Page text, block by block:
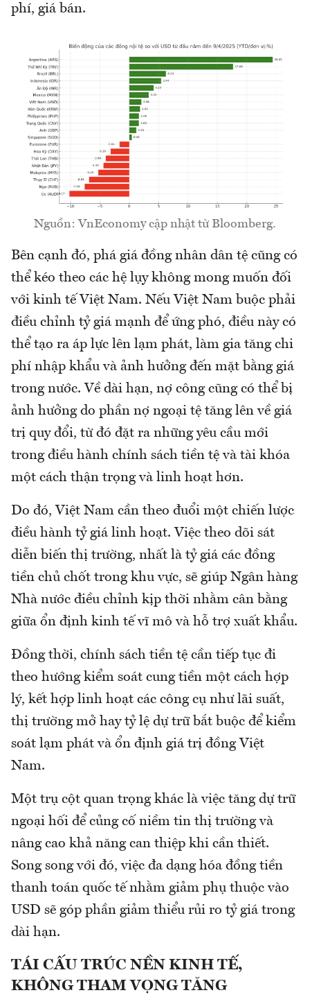
phí, giá bán.
Nguồn: VnEconomy cập nhật từ Bloomberg.
Bên cạnh đó, phá giá đồng nhân dân tệ cũng có
thể kéo theo các hệ lụy không mong muốn đối
với kinh tế Việt Nam. Nếu Việt Nam buộc phải
điều chỉnh tỷ giá mạnh để ứng phó, điều này có
thể tạo ra áp lực lên lạm phát, làm gia tăng chi
phí nhập khẩu và ảnh hưởng đến mặt bằng giá
trong nước. Về dài hạn, nợ công cũng có thể bị
ảnh hưởng do phần nợ ngoại tệ tăng lên về giá
trị quy đổi, từ đó đặt ra những yêu cầu mới
trong điều hành chính sách tiền tệ và tài khóa
một cách thận trọng và linh hoạt hơn.
Do đó, Việt Nam cần theo đuổi một chiến lược
điều hành tỷ giá linh hoạt. Việc theo dõi sát
diễn biến thị trường, nhất là tỷ giá các đồng
tiền chủ chốt trong khu vực, sẽ giúp Ngân hàng
Nhà nước điều chỉnh kịp thời nhằm cân bằng
giữa ổn định kinh tế vĩ mô và hỗ trợ xuất khẩu.
Đồng thời, chính sách tiền tệ cần tiếp tục đi
theo hướng kiểm soát cung tiền một cách hợp
lý, kết hợp linh hoạt các công cụ như lãi suất,
thị trường mở hay tỷ lệ dự trữ bắt buộc để kiểm
soát lạm phát và ổn định giá trị đồng Việt
Nam.
Một trụ cột quan trọng khác là việc tăng dự trữ
ngoại hối để củng cố niềm tin thị trường và
nâng cao khả năng can thiệp khi cần thiết.
Song song với đó, việc đa dạng hóa đồng tiền
thanh toán quốc tế nhằm giảm phụ thuộc vào
USD sẽ góp phần giảm thiểu rủi ro tỷ giá trong
dài hạn.
TÁI CẤU TRÚC NỀN KINH TẾ,
KHÔNG THAM VỌNG TĂNG